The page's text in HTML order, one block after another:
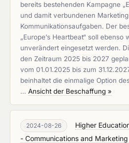
bereits bestehenden Kampagne
und damit verbundenen
Kommunikationsaufgaben. Der
„Europe’s Heartbeat“ soll
unverändert eingesetzt werden.
den Zeitraum 2025 bis 2027
vom 01.01.2025 bis zum
beinhaltet die einmalige Option
… Ansicht der Beschaffung »
2024-08-26
Higher
- Communications and